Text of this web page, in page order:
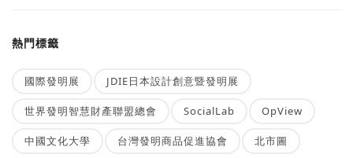
熱門標籤
國際發明展 JDIE日本設計創意暨發明展
世界發明智慧財產聯盟總會 SocialLab OpView
中國文化大學 台灣發明商品促進協會 北市圖